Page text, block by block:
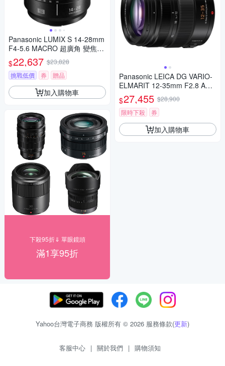
Panasonic LUMIX S 14-28mm
F4-5.6 MACRO 超廣角 變焦鏡
頭 公司貨 S-R1428
$22,637 $23,828
挑戰低價
券 贈品
加入購物車
下殺95折⇓ 單眼鏡頭
滿1享95折
Panasonic LEICA DG VARIO-
ELMARIT 12-35mm F2.8 ASP
H.POWER O.I.S. 變焦鏡頭 公
司貨 H-ES12035
$27,455 $28,900
限時下殺
券
加入購物車
Yahoo台灣電子商務 版權所有 © 2026 服務條款(更新)
客服中心 | 關於我們 | 購物須知